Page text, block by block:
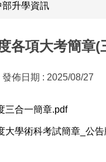
部升學資訊
各項大考簡章(
發佈日期 : 2025/08/27
三合一簡章.pdf
大學術科考試簡章_公告